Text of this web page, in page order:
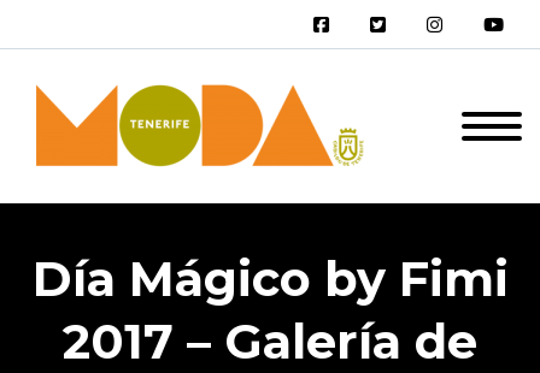
Día Mágico by Fimi
2017 – Galería de